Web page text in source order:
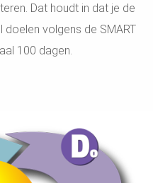
Dat houdt in dat je de
doelen volgens de SMART
100 dagen.